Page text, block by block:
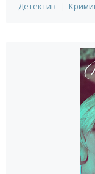
Детектив